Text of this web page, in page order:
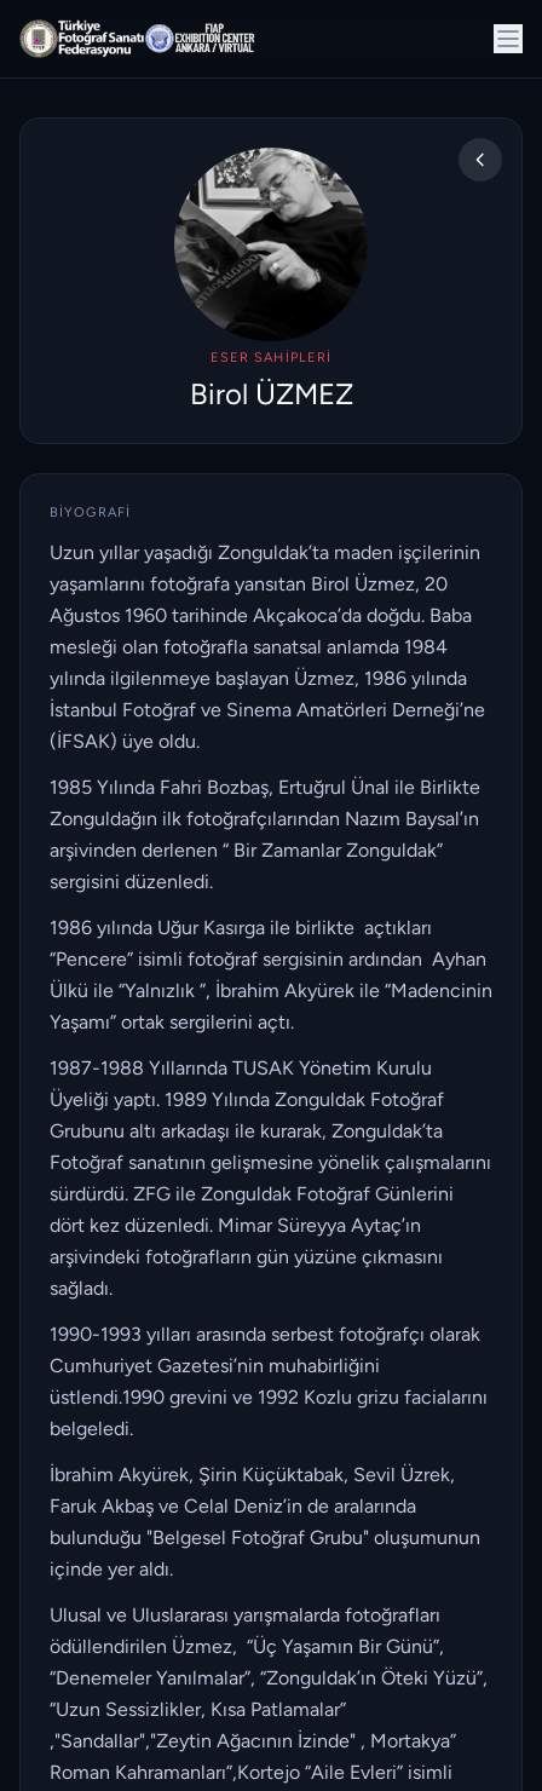
ESER SAHIPLERI
Birol ÜZMEZ
BIYOGRAFI
Uzun yıllar yaşadığı Zonguldak’ta maden işçilerinin
yaşamlarını fotoğrafa yansıtan Birol Üzmez, 20
Ağustos 1960 tarihinde Akçakoca’da doğdu. Baba
mesleği olan fotoğrafla sanatsal anlamda 1984
yılında ilgilenmeye başlayan Üzmez, 1986 yılında
İstanbul Fotoğraf ve Sinema Amatörleri Derneği’ne
(İFSAK) üye oldu.
1985 Yılında Fahri Bozbaş, Ertuğrul Ünal ile Birlikte
Zonguldağın ilk fotoğrafçılarından Nazım Baysal’ın
arşivinden derlenen “ Bir Zamanlar Zonguldak”
sergisini düzenledi.
1986 yılında Uğur Kasırga ile birlikte açtıkları
“Pencere” isimli fotoğraf sergisinin ardından Ayhan
Ülkü ile “Yalnızlık ”, İbrahim Akyürek ile “Madencinin
Yaşamı” ortak sergilerini açtı.
1987-1988 Yıllarında TUSAK Yönetim Kurulu
Üyeliği yaptı. 1989 Yılında Zonguldak Fotoğraf
Grubunu altı arkadaşı ile kurarak, Zonguldak’ta
Fotoğraf sanatının gelişmesine yönelik çalışmalarını
sürdürdü. ZFG ile Zonguldak Fotoğraf Günlerini
dört kez düzenledi. Mimar Süreyya Aytaç’ın
arşivindeki fotoğrafların gün yüzüne çıkmasını
sağladı.
1990-1993 yılları arasında serbest fotoğrafçı olarak
Cumhuriyet Gazetesi’nin muhabirliğini
üstlendi.1990 grevini ve 1992 Kozlu grizu facialarını
belgeledi.
İbrahim Akyürek, Şirin Küçüktabak, Sevil Üzrek,
Faruk Akbaş ve Celal Deniz’in de aralarında
bulunduğu "Belgesel Fotoğraf Grubu" oluşumunun
içinde yer aldı.
Ulusal ve Uluslararası yarışmalarda fotoğrafları
ödüllendirilen Üzmez, “Üç Yaşamın Bir Günü”,
“Denemeler Yanılmalar”, “Zonguldak’ın Öteki Yüzü”,
“Uzun Sessizlikler, Kısa Patlamalar”
,"Sandallar","Zeytin Ağacının İzinde" , Mortakya”
Roman Kahramanları”,Kortejo “Aile Evleri” isimli